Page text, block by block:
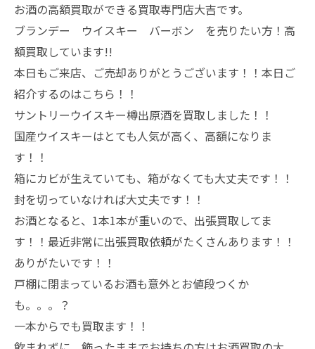
お酒の高額買取ができる買取専門店大吉です。
ブランデー ウイスキー バーボン を売りたい方！高
額買取しています!!
本日もご来店、ご売却ありがとうございます！！本日ご
紹介するのはこちら！！
サントリーウイスキー樽出原酒を買取しました！！
国産ウイスキーはとても人気が高く、高額になりま
す！！
箱にカビが生えていても、箱がなくても大丈夫です！！
封を切っていなければ大丈夫です！！
お酒となると、1本1本が重いので、出張買取してま
す！！最近非常に出張買取依頼がたくさんあります！！
ありがたいです！！
戸棚に閉まっているお酒も意外とお値段つくか
も。。。？
一本からでも買取ます！！